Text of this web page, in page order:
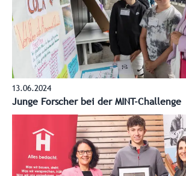
13.06.2024
Junge Forscher bei der MINT-Challenge